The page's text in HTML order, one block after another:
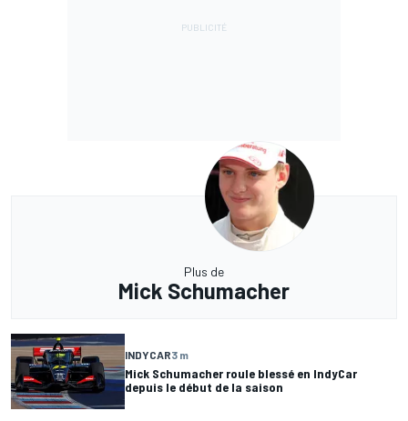
Plus de
Mick Schumacher
INDYCAR3 m
Mick Schumacher roule blessé en IndyCar
depuis le début de la saison